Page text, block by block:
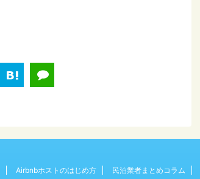
Airbnbホストのはじめ方 民泊業者まとめコラム